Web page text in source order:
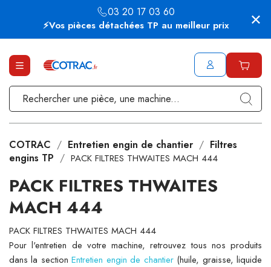
⚡Vos pièces détachées TP au meilleur prix
03 20 17 03 60
COTRAC Entretien engin de chantier
Filtres
engins TP
PACK FILTRES THWAITES MACH 444
PACK FILTRES THWAITES
MACH 444
PACK FILTRES THWAITES MACH 444
Pour l'entretien de votre machine, retrouvez tous nos produits
dans la sectionEntretien engin de chantier(huile, graisse, liquide